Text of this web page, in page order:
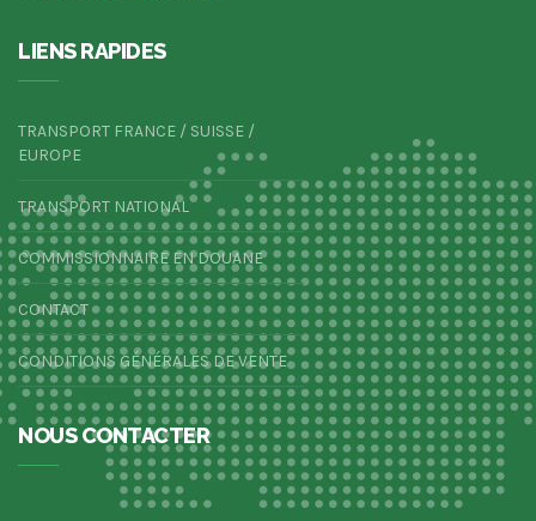
LIENS RAPIDES
TRANSPORT FRANCE / SUISSE /
EUROPE
TRANSPORT NATIONAL
COMMISSIONNAIRE EN DOUANE
CONTACT
CONDITIONS GÉNÉRALES DE VENTE
NOUS CONTACTER